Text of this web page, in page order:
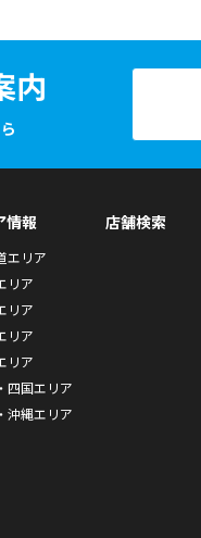
内
情報
エリア
リア
リア
リア
リア
四国エリア
沖縄エリア
店舗検索